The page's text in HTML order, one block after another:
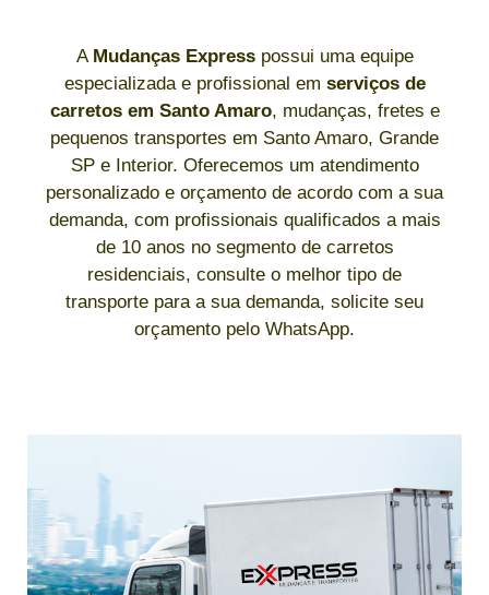
A Mudanças Expresspossui uma equipe
especializada e profissional em serviços de
carretos em Santo Amaro, mudanças, fretes e
pequenos transportes em Santo Amaro, Grande
SP e Interior. Oferecemos um atendimento
personalizado e orçamento de acordo com a sua
demanda, com profissionais qualificados a mais
de 10 anos no segmento de carretos
residenciais, consulte o melhor tipo de
transporte para a sua demanda, solicite seu
orçamento pelo WhatsApp.